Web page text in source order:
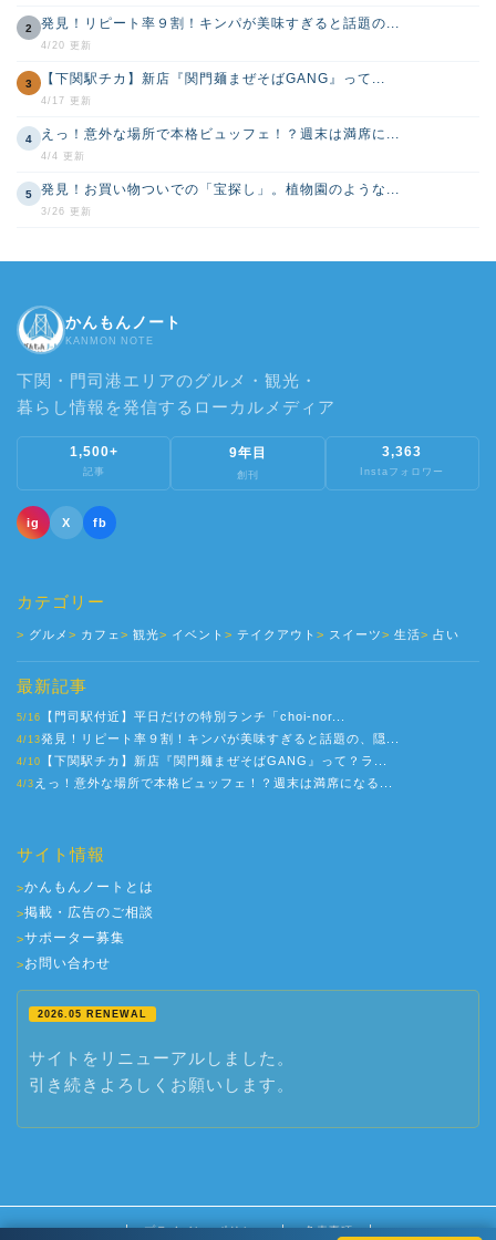
2 発見！リピート率９割！キンパが美味すぎると話題の...
4/20 更新
3 【下関駅チカ】新店『関門麺まぜそばGANG』って...
4/17 更新
4 えっ！意外な場所で本格ビュッフェ！？週末は満席に...
4/4 更新
5 発見！お買い物ついでの「宝探し」。植物園のような...
3/26 更新
かんもんノート
KANMON NOTE
下関・門司港エリアのグルメ・観光・
暮らし情報を発信するローカルメディア
1,500+
記事
9年目
創刊
3,363
Instaフォロワー
ig X fb
カテゴリー
グルメ カフェ 観光 イベント テイクアウト スイーツ 生活 占い
最新記事
5/16 【門司駅付近】平日だけの特別ランチ「choi-nor...
4/13発見！リピート率９割！キンパが美味すぎると話題の、隠...
4/10 【下関駅チカ】新店『関門麺まぜそばGANG』って？ラ...
4/3 えっ！意外な場所で本格ビュッフェ！？週末は満席になる...
サイト情報
>かんもんノートとは
>掲載・広告のご相談
>サポーター募集
>お問い合わせ
2026.05 RENEWAL
サイトをリニューアルしました。
引き続きよろしくお願いします。
プライバシーポリシー 免責事項